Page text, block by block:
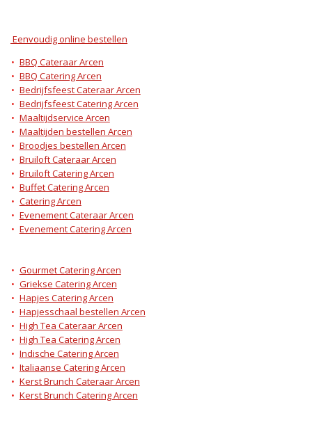
Eenvoudig online bestellen
BBQ Cateraar Arcen
BBQ Catering Arcen
Bedrijfsfeest Cateraar Arcen
Bedrijfsfeest Catering Arcen
Maaltijdservice Arcen
Maaltijden bestellen Arcen
Broodjes bestellen Arcen
Bruiloft Cateraar Arcen
Bruiloft Catering Arcen
Buffet Catering Arcen
Catering Arcen
Evenement Cateraar Arcen
Evenement Catering Arcen
Gourmet Catering Arcen
Griekse Catering Arcen
Hapjes Catering Arcen
Hapjesschaal bestellen Arcen
High Tea Cateraar Arcen
High Tea Catering Arcen
Indische Catering Arcen
Italiaanse Catering Arcen
Kerst Brunch Cateraar Arcen
Kerst Brunch Catering Arcen